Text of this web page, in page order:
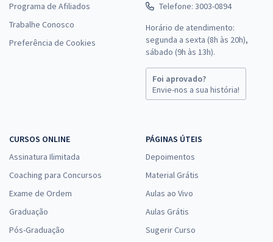
Programa de Afiliados
Trabalhe Conosco
Preferência de Cookies
Telefone: 3003-0894
Horário de atendimento:
segunda a sexta (8h às 20h),
sábado (9h às 13h).
Foi aprovado?
Envie-nos a sua história!
CURSOS ONLINE
Assinatura Ilimitada
Coaching para Concursos
Exame de Ordem
Graduação
Pós-Graduação
PÁGINAS ÚTEIS
Depoimentos
Material Grátis
Aulas ao Vivo
Aulas Grátis
Sugerir Curso